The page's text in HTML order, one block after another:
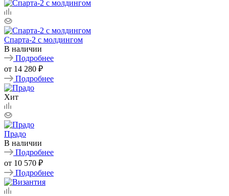
Спарта-2 с молдингом
В наличии
Подробнее
от 14 280 ₽
Подробнее
Хит
Прадо
В наличии
Подробнее
от 10 570 ₽
Подробнее